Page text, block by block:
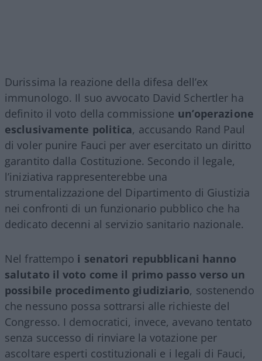
Durissima la reazione della difesa dell’ex
immunologo. Il suo avvocato David Schertler ha
definito il voto della commissione un’operazione
esclusivamente politica, accusando Rand Paul
di voler punire Fauci per aver esercitato un diritto
garantito dalla Costituzione. Secondo il legale,
l’iniziativa rappresenterebbe una
strumentalizzazione del Dipartimento di Giustizia
nei confronti di un funzionario pubblico che ha
dedicato decenni al servizio sanitario nazionale.
Nel frattempo i senatori repubblicani hanno
salutato il voto come il primo passo verso un
possibile procedimento giudiziario, sostenendo
che nessuno possa sottrarsi alle richieste del
Congresso. I democratici, invece, avevano tentato
senza successo di rinviare la votazione per
ascoltare esperti costituzionali e i legali di Fauci,